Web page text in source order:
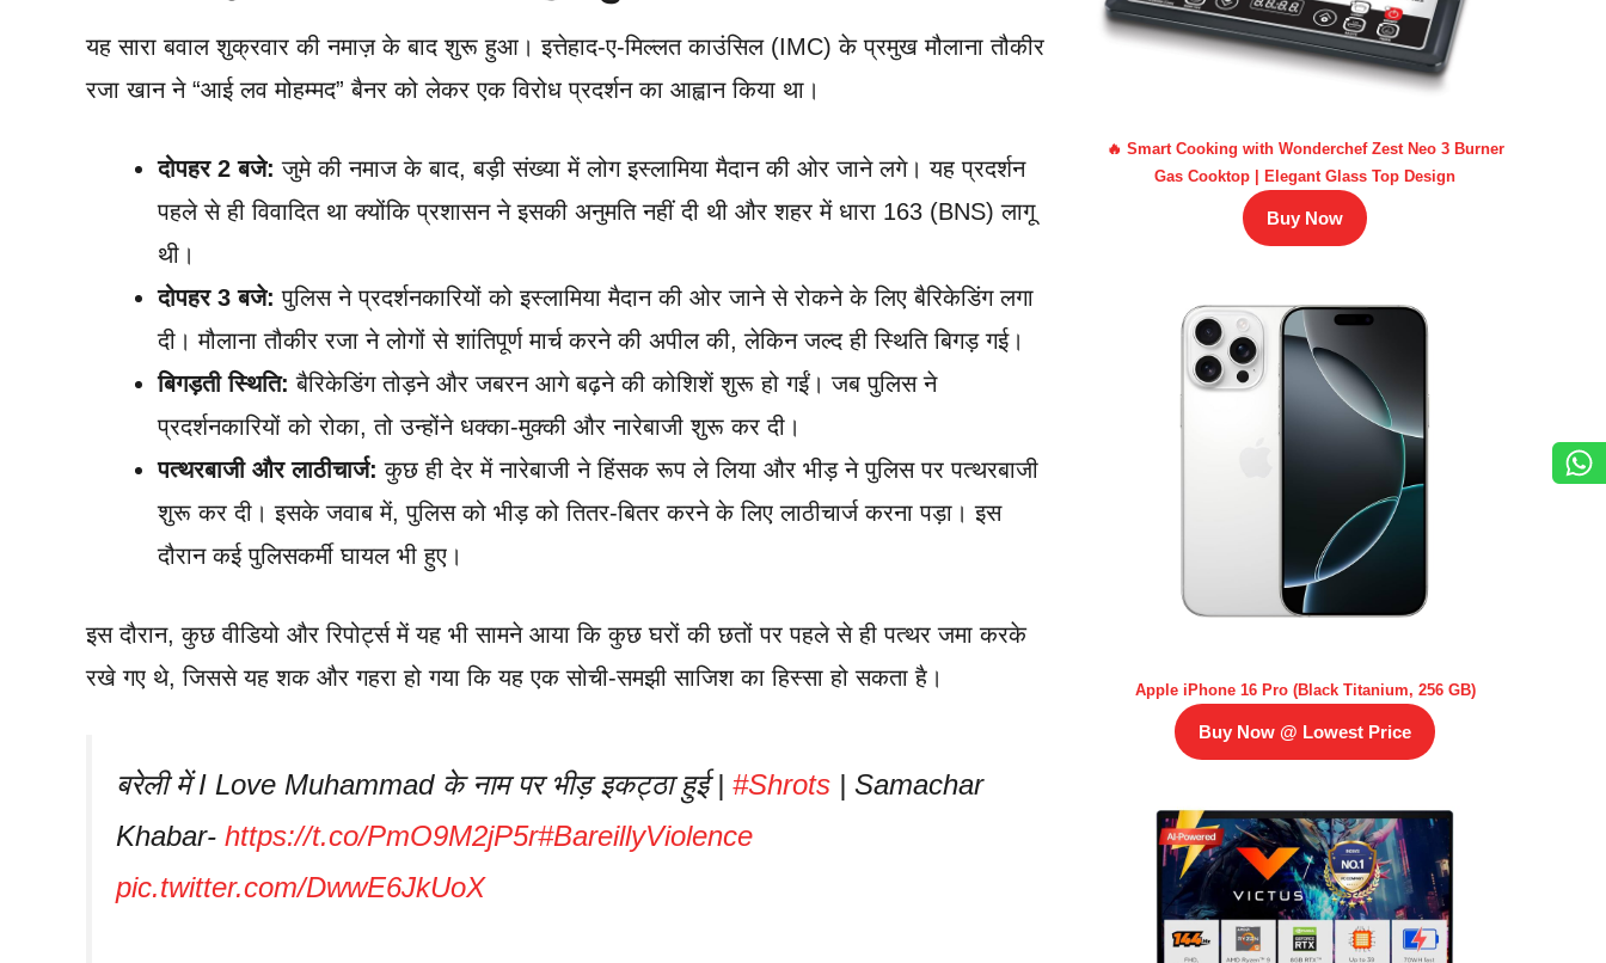
यह सारा बवाल शुक्रवार की नमाज़ के बाद शुरू हुआ। इत्तेहाद-ए-मिल्लत काउंसिल (IMC) के प्रमुख मौलाना तौकीर
रजा खान ने “आई लव मोहम्मद” बैनर को लेकर एक विरोध प्रदर्शन का आह्वान किया था।
दोपहर 2 बजे: जुमे की नमाज के बाद, बड़ी संख्या में लोग इस्लामिया मैदान की ओर जाने लगे। यह प्रदर्शन
पहले से ही विवादित था क्योंकि प्रशासन ने इसकी अनुमति नहीं दी थी और शहर में धारा 163 (BNS) लागू
थी।
दोपहर 3 बजे: पुलिस ने प्रदर्शनकारियों को इस्लामिया मैदान की ओर जाने से रोकने के लिए बैरिकेडिंग लगा
दी। मौलाना तौकीर रजा ने लोगों से शांतिपूर्ण मार्च करने की अपील की, लेकिन जल्द ही स्थिति बिगड़ गई।
बिगड़ती स्थिति: बैरिकेडिंग तोड़ने और जबरन आगे बढ़ने की कोशिशें शुरू हो गईं। जब पुलिस ने
प्रदर्शनकारियों को रोका, तो उन्होंने धक्का-मुक्की और नारेबाजी शुरू कर दी।
पत्थरबाजी और लाठीचार्ज: कुछ ही देर में नारेबाजी ने हिंसक रूप ले लिया और भीड़ ने पुलिस पर पत्थरबाजी
शुरू कर दी। इसके जवाब में, पुलिस को भीड़ को तितर-बितर करने के लिए लाठीचार्ज करना पड़ा। इस
दौरान कई पुलिसकर्मी घायल भी हुए।
इस दौरान, कुछ वीडियो और रिपोर्ट्स में यह भी सामने आया कि कुछ घरों की छतों पर पहले से ही पत्थर जमा करके
रखे गए थे, जिससे यह शक और गहरा हो गया कि यह एक सोची-समझी साजिश का हिस्सा हो सकता है।
बरेली में I Love Muhammad के नाम पर भीड़ इकट्ठा हुई | #Shrots | Samachar
Khabar- https://t.co/PmO9M2jP5r#BareillyViolence
pic.twitter.com/DwwE6JkUoX
🔥 Smart Cooking with Wonderchef Zest Neo 3 Burner
Gas Cooktop | Elegant Glass Top Design
Buy Now
Apple iPhone 16 Pro (Black Titanium, 256 GB)
Buy Now @ Lowest Price